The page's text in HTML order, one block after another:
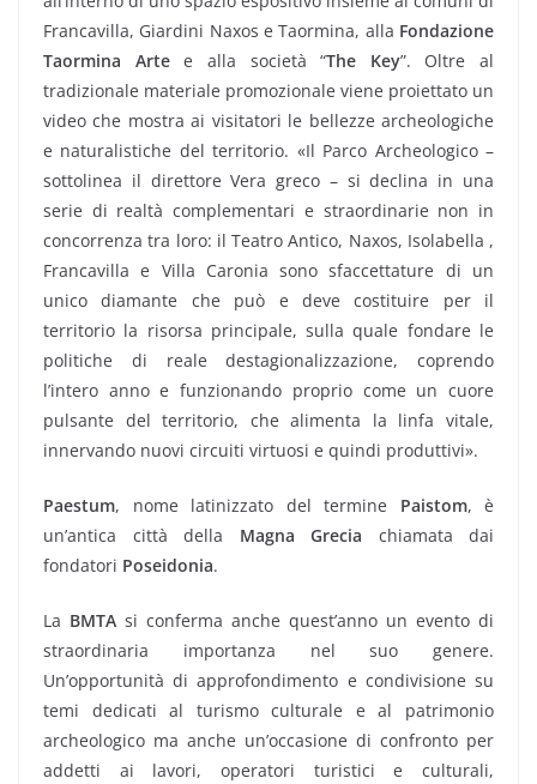
Francavilla, Giardini Naxos e Taormina, alla Fondazione
Taormina Artee alla società “The Key”. Oltre al
tradizionale materiale promozionale viene proiettato un
video che mostra ai visitatori le bellezze archeologiche
e naturalistiche del territorio. «Il Parco Archeologico –
sottolinea il direttore Vera greco – si declina in una
serie di realtà complementari e straordinarie non in
concorrenza tra loro: il Teatro Antico, Naxos, Isolabella ,
Francavilla e Villa Caronia sono sfaccettature di un
unico diamante che può e deve costituire per il
territorio la risorsa principale, sulla quale fondare le
politiche di reale destagionalizzazione, coprendo
l’intero anno e funzionando proprio come un cuore
pulsante del territorio, che alimenta la linfa vitale,
innervando nuovi circuiti virtuosi e quindi produttivi».
Paestum, nome latinizzato del termine Paistom, è
un’antica città della Magna Grecia chiamata dai
fondatori Poseidonia.
La BMTA si conferma anche quest’anno un evento di
straordinaria importanza nel suo genere.
Un’opportunità di approfondimento e condivisione su
temi dedicati al turismo culturale e al patrimonio
archeologico ma anche un’occasione di confronto per
addetti ai lavori, operatori turistici e culturali,